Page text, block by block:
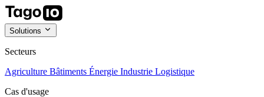
Solutions
Secteurs
Agriculture Bâtiments Énergie Industrie Logistique
Cas d'usage